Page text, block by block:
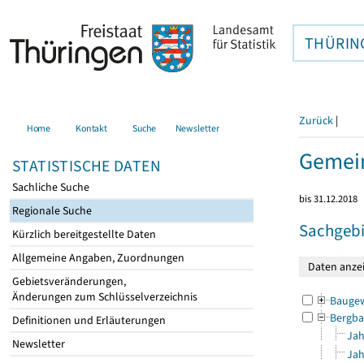
Home Kontakt Suche Newsletter
STATISTISCHE DATEN
Sachliche Suche
Regionale Suche
Kürzlich bereitgestellte Daten
Allgemeine Angaben, Zuordnungen
Gebietsveränderungen,
Änderungen zum Schlüsselverzeichnis
Definitionen und Erläuterungen
Newsletter
Zurück |
bis 31.12.2018